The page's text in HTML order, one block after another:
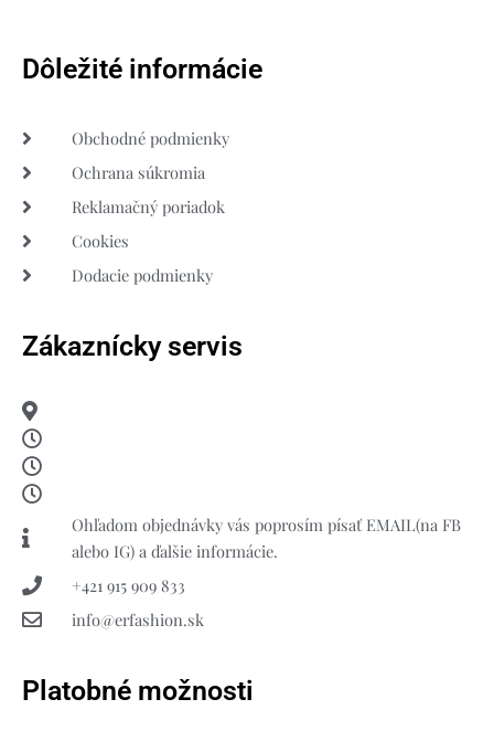
Dôležité informácie
Obchodné podmienky
Ochrana súkromia
Reklamačný poriadok
Cookies
Dodacie podmienky
Zákaznícky servis
Ohľadom objednávky vás poprosím písať EMAIL(na FB
alebo IG) a ďalšie informácie.
+421 915 909 833
info@erfashion.sk
Platobné možnosti